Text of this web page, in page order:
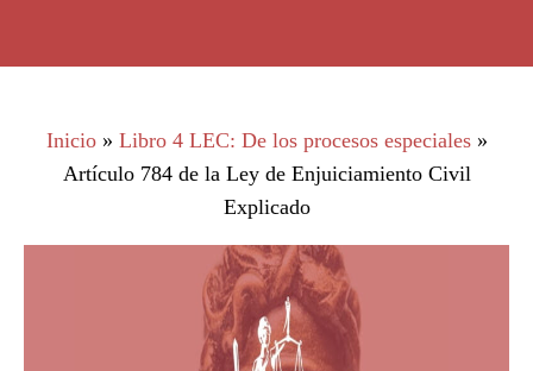
Inicio» Libro 4 LEC: De los procesos especiales»
Artículo 784 de la Ley de Enjuiciamiento Civil
Explicado